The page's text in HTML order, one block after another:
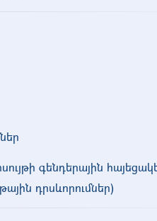
գենդերային
դրսևորումներ)